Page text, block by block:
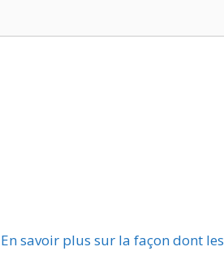
En savoir plus sur la façon dont les